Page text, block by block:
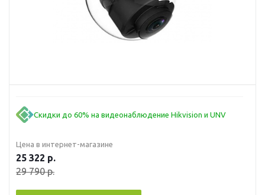
Скидки до 60% на видеонаблюдение Hikvision и UNV
Цена в интернет-магазине
25 322 р.
29 790р.